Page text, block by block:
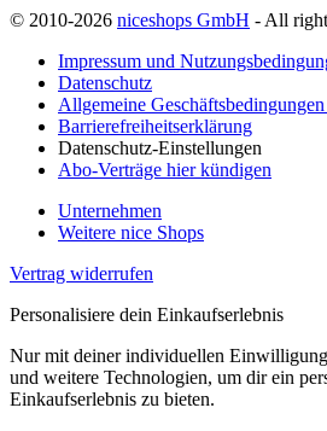
© 2010-2026 niceshops GmbH - All
Impressum und
Datenschutz
Allgemeine
Barrierefreiheitserklärung
Datenschutz-Einstellungen
Abo-Verträge hier kündigen
Unternehmen
Weitere nice Shops
Vertrag widerrufen
Personalisiere dein Einkaufserlebnis
Nur mit deiner individuellen
und weitere Technologien, um dir ein
Einkaufserlebnis zu bieten.